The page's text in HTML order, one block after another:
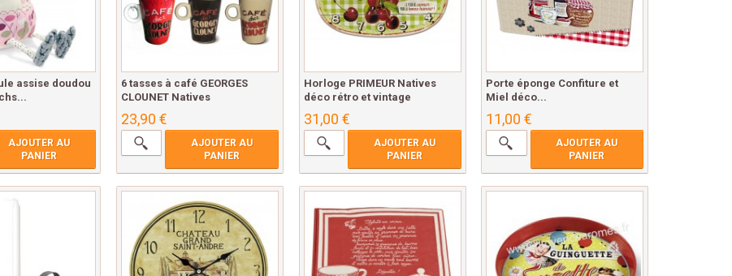
assise doudou
AJOUTER AU
PANIER
6 tasses à café GEORGES
CLOUNET Natives
23,90 €
AJOUTER AU
PANIER
Horloge PRIMEUR Natives
déco rétro et vintage
31,00 €
AJOUTER AU
PANIER
Porte éponge Confiture et
Miel déco...
11,00 €
AJOUTER AU
PANIER